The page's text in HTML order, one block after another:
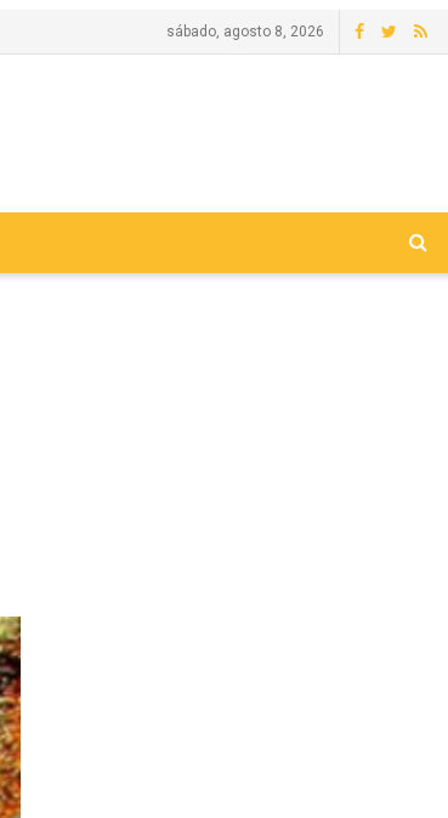
sábado, agosto 8, 2026